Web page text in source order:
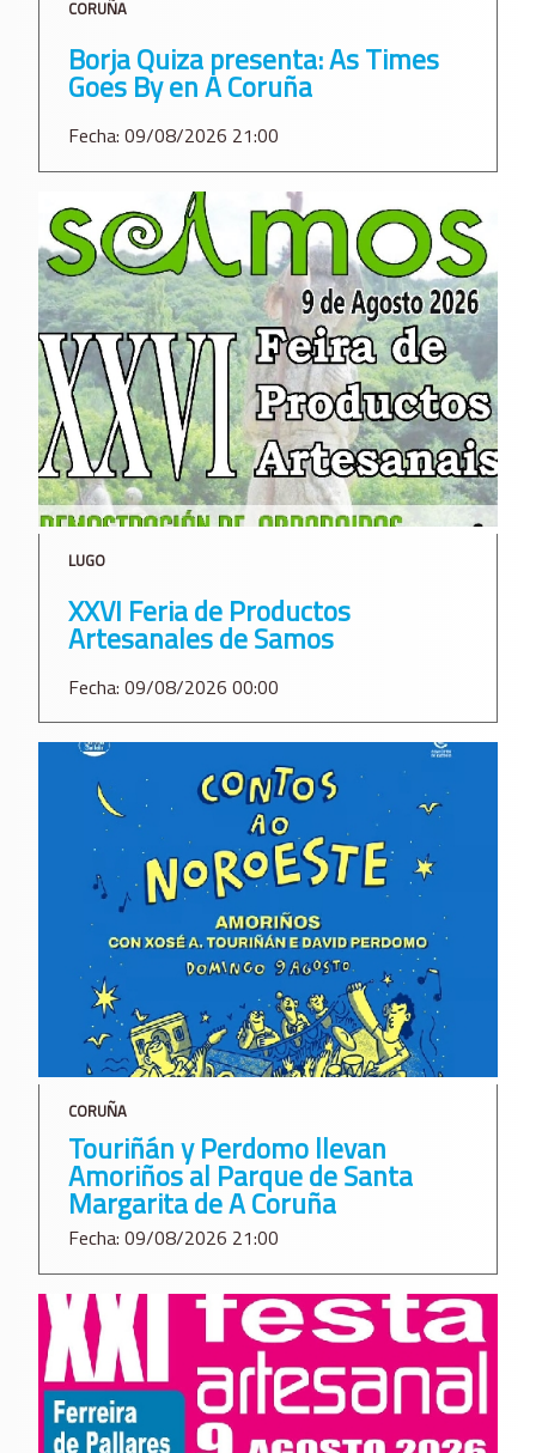
CORUÑA
Borja Quiza presenta: As Times
Goes By en A Coruña
Fecha: 09/08/2026 21:00
LUGO
XXVI Feria de Productos
Artesanales de Samos
Fecha: 09/08/2026 00:00
CORUÑA
Touriñán y Perdomo llevan
Amoriños al Parque de Santa
Margarita de A Coruña
Fecha: 09/08/2026 21:00